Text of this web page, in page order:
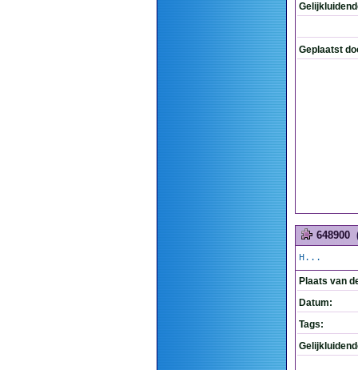
Geplaatst
648900
H...
Plaats van
Datum:
Tags: